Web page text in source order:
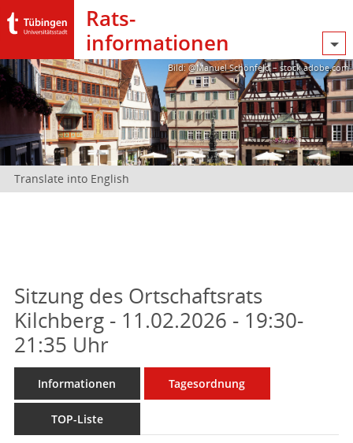
Rats­
informationen
Bild: @Manuel Schönfeld – stock.adobe.com
Translate into English
Sitzung des Ortschaftsrats
Kilchberg - 11.02.2026 - 19:30-
21:35 Uhr
Informationen Tagesordnung
TOP-Liste